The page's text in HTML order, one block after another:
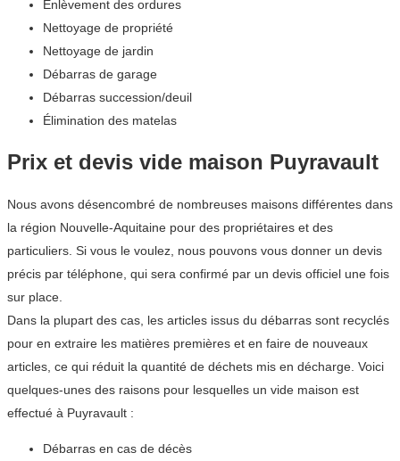
Enlèvement des ordures
Nettoyage de propriété
Nettoyage de jardin
Débarras de garage
Débarras succession/deuil
Élimination des matelas
Prix et devis vide maison Puyravault
Nous avons désencombré de nombreuses maisons différentes dans
la région Nouvelle-Aquitaine pour des propriétaires et des
particuliers. Si vous le voulez, nous pouvons vous donner un devis
précis par téléphone, qui sera confirmé par un devis officiel une fois
sur place.
Dans la plupart des cas, les articles issus du débarras sont recyclés
pour en extraire les matières premières et en faire de nouveaux
articles, ce qui réduit la quantité de déchets mis en décharge. Voici
quelques-unes des raisons pour lesquelles un vide maison est
effectué à Puyravault :
Débarras en cas de décès